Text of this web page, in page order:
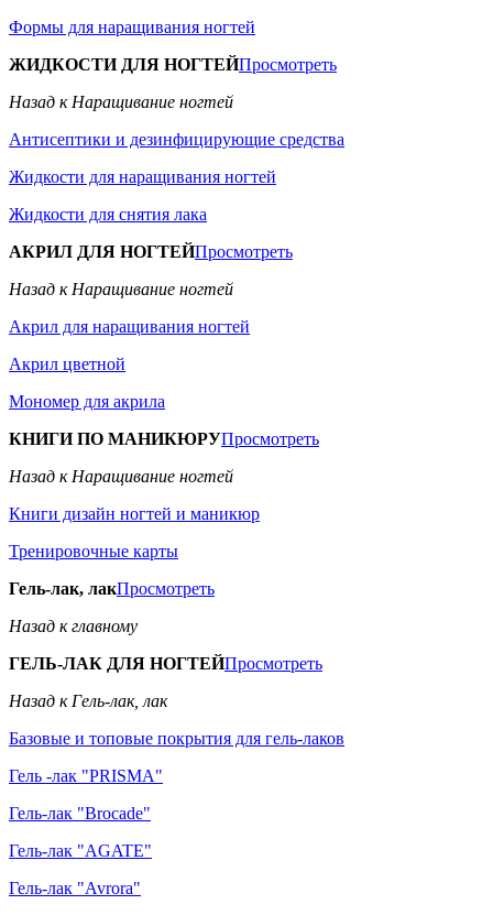
Формы для наращивания ногтей
ЖИДКОСТИ ДЛЯ НОГТЕЙПросмотреть
Назад к Наращивание ногтей
Антисептики и дезинфицирующие средства
Жидкости для наращивания ногтей
Жидкости для снятия лака
АКРИЛ ДЛЯ НОГТЕЙПросмотреть
Назад к Наращивание ногтей
Акрил для наращивания ногтей
Акрил цветной
Мономер для акрила
КНИГИ ПО МАНИКЮРУПросмотреть
Назад к Наращивание ногтей
Книги дизайн ногтей и маникюр
Тренировочные карты
Гель-лак, лакПросмотреть
Назад к главному
ГЕЛЬ-ЛАК ДЛЯ НОГТЕЙПросмотреть
Назад к Гель-лак, лак
Базовые и топовые покрытия для гель-лаков
Гель -лак "PRISMA"
Гель-лак "Brocade"
Гель-лак "AGATE"
Гель-лак "Avrora"